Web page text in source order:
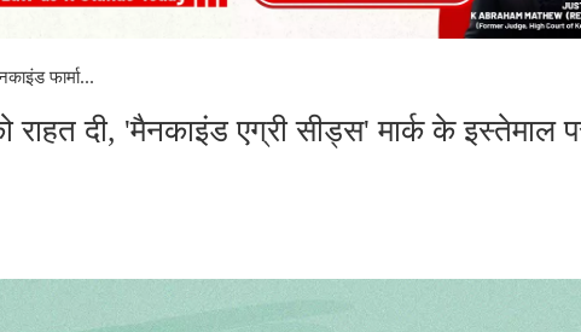
फार्मा...
राहत दी, 'मैनकाइंड एग्री सीड्स' मार्क के इस्तेमाल